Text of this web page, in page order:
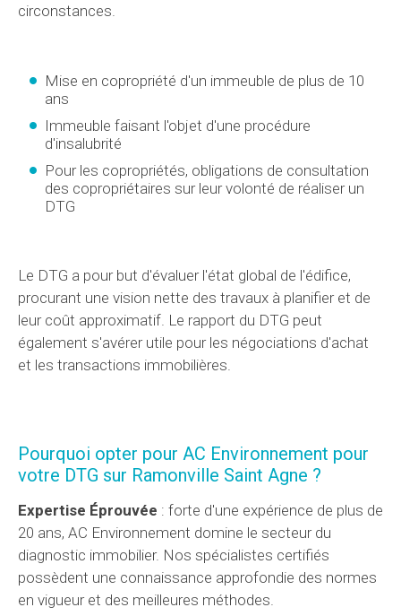
circonstances.
Mise en copropriété d'un immeuble de plus de 10
ans
Immeuble faisant l'objet d'une procédure
d'insalubrité
Pour les copropriétés, obligations de consultation
des copropriétaires sur leur volonté de réaliser un
DTG
Le DTG a pour but d'évaluer l'état global de l'édifice,
procurant une vision nette des travaux à planifier et de
leur coût approximatif. Le rapport du DTG peut
également s'avérer utile pour les négociations d'achat
et les transactions immobilières.
Pourquoi opter pour AC Environnement pour
votre DTG sur Ramonville Saint Agne ?
Expertise Éprouvée : forte d'une expérience de plus de
20 ans, AC Environnement domine le secteur du
diagnostic immobilier. Nos spécialistes certifiés
possèdent une connaissance approfondie des normes
en vigueur et des meilleures méthodes.